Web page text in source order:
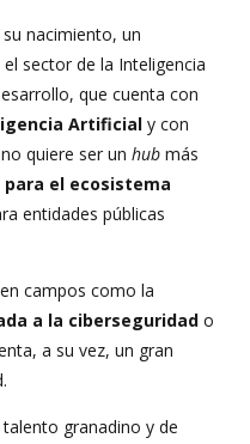
nacimiento, un
sector de la Inteligencia
que cuenta con
Artificial y con
quiere ser un hub más
el ecosistema
entidades públicas
campos como la
a la ciberseguridad o
a su vez, un gran
granadino y de